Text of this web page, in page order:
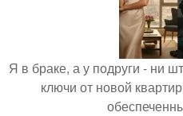
Я в браке, а у подруги - ни
ключи от новой